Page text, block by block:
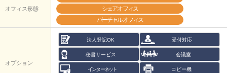
オフィス形態
シェアオフィス
バーチャルオフィス
オプション
法人登記OK 受付対応
秘書サービス 会議室
インターネット コピー機